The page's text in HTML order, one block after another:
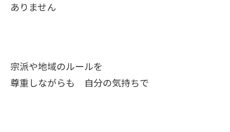
ありません
宗派や地域のルールを
尊重しながらも 自分の気持ちで